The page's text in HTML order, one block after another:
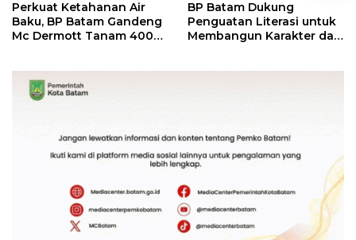
Perkuat Ketahanan Air
Baku, BP Batam Gandeng
Mc Dermott Tanam 400
BP Batam Dukung
Penguatan Literasi untuk
Membangun Karakter dan